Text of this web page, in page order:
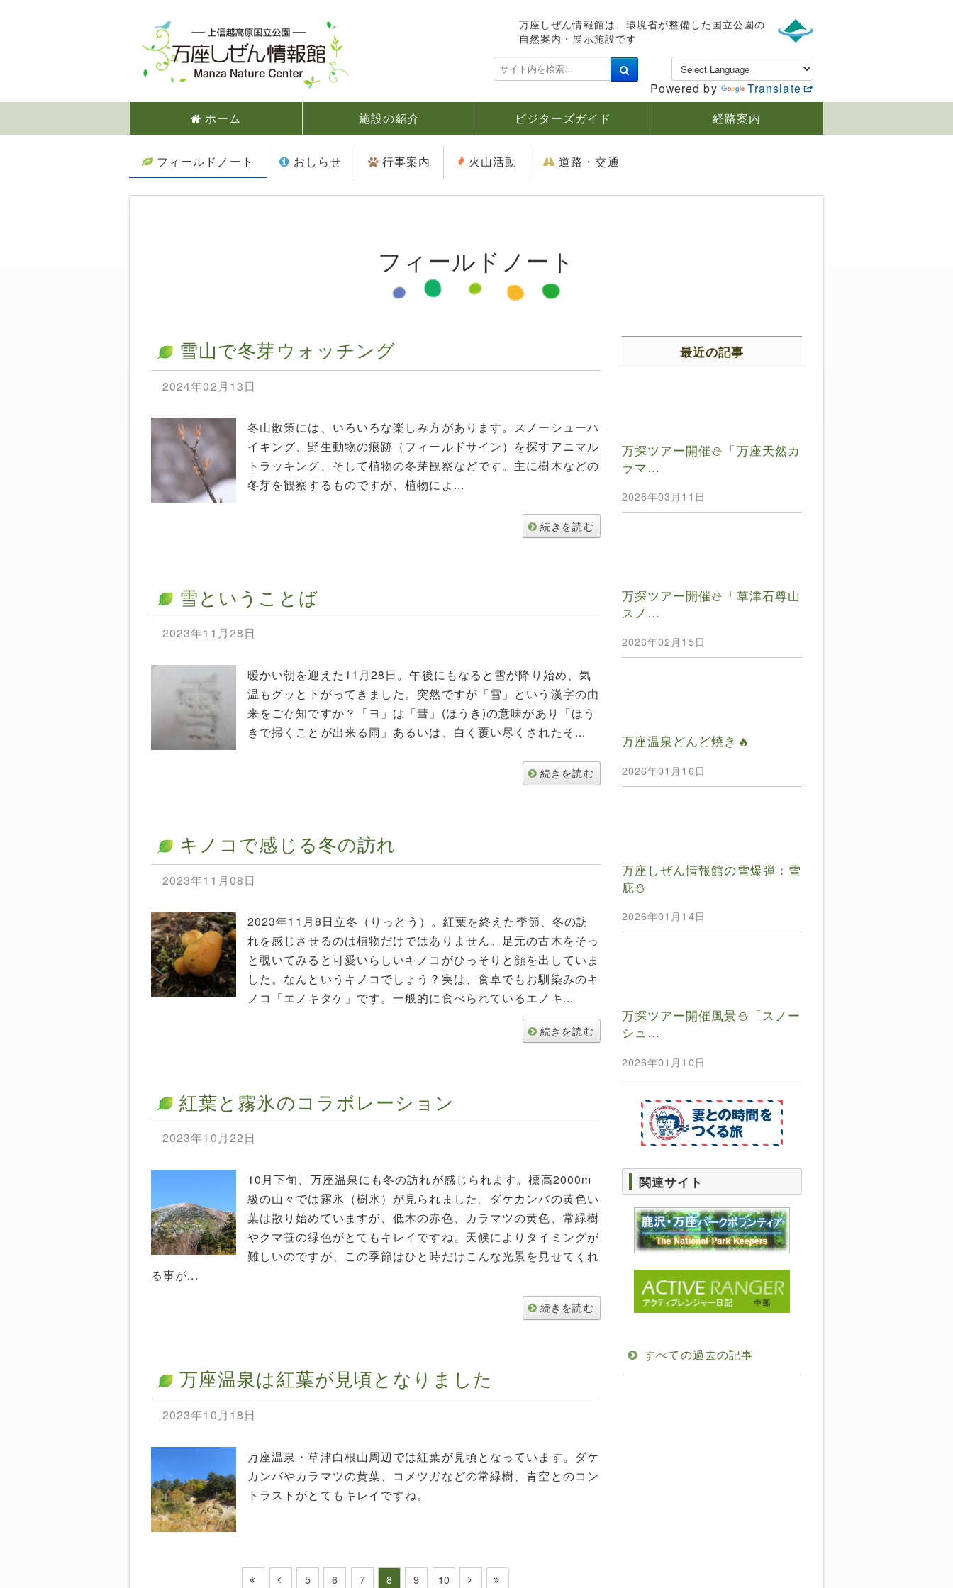
万座しぜん情報館は、環境省が整備した国立公園の
自然案内・展示施設です
検
索
Powered by
Translate
ホーム
施設の紹介 ビジターズガイド 経路案内
フィールドノート おしらせ 行事案内 火山活動 道路・交通
フィールドノート
雪山で冬芽ウォッチング
2024年02月13日
冬山散策には、いろいろな楽しみ方があります。スノーシューハ
イキング、野生動物の痕跡（フィールドサイン）を探すアニマル
トラッキング、そして植物の冬芽観察などです。主に樹木などの
冬芽を観察するものですが、植物によ...
続きを読む
雪ということば
2023年11月28日
暖かい朝を迎えた11月28日。午後にもなると雪が降り始め、気
温もグッと下がってきました。突然ですが「雪」という漢字の由
来をご存知ですか？「ヨ」は「彗」(ほうき)の意味があり「ほう
きで掃くことが出来る雨」あるいは、白く覆い尽くされたそ...
続きを読む
キノコで感じる冬の訪れ
2023年11月08日
2023年11月8日立冬（りっとう）。紅葉を終えた季節、冬の訪
れを感じさせるのは植物だけではありません。足元の古木をそっ
と覗いてみると可愛いらしいキノコがひっそりと顔を出していま
した。なんというキノコでしょう？実は、食卓でもお馴染みのキ
ノコ「エノキタケ」です。一般的に食べられているエノキ...
続きを読む
紅葉と霧氷のコラボレーション
2023年10月22日
10月下旬、万座温泉にも冬の訪れが感じられます。標高2000m
級の山々では霧氷（樹氷）が見られました。ダケカンバの黄色い
葉は散り始めていますが、低木の赤色、カラマツの黄色、常緑樹
やクマ笹の緑色がとてもキレイですね。天候によりタイミングが
難しいのですが、この季節はひと時だけこんな光景を見せてくれ
る事が...
続きを読む
万座温泉は紅葉が見頃となりました
2023年10月18日
万座温泉・草津白根山周辺では紅葉が見頃となっています。ダケ
カンバやカラマツの黄葉、コメツガなどの常緑樹、青空とのコン
トラストがとてもキレイですね。
5 6 7 8 9 10
最近の記事
万探ツアー開催⛄️「万座天然カ
ラマ…
2026年03月11日
万探ツアー開催⛄️「草津石尊山
スノ…
2026年02月15日
万座温泉どんど焼き🔥
2026年01月16日
万座しぜん情報館の雪爆弾：雪
庇⛄️
2026年01月14日
万探ツアー開催風景⛄️「スノー
シュ…
2026年01月10日
関連サイト
すべての過去の記事